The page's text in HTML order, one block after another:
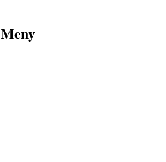
Meny